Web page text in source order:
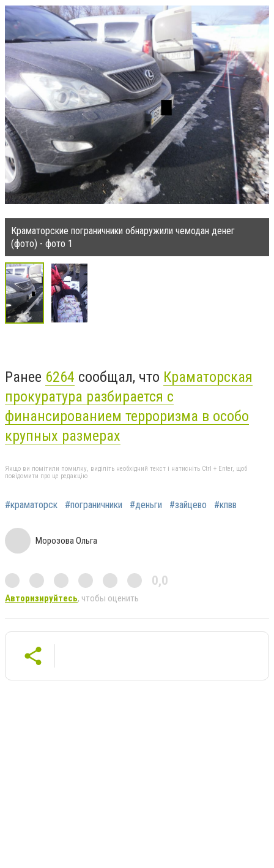
Краматорские пограничники обнаружили чемодан денег
(фото) - фото 1
Ранее 6264 сообщал, что Краматорская
прокуратура разбирается с
финансированием терроризма в особо
крупных размерах
Якщо ви помітили помилку, виділіть необхідний текст і натисніть Ctrl + Enter, щоб
повідомити про це редакцію
#краматорск #пограничники #деньги #зайцево #кпвв
Морозова Ольга
0,0
Авторизируйтесь, чтобы оценить